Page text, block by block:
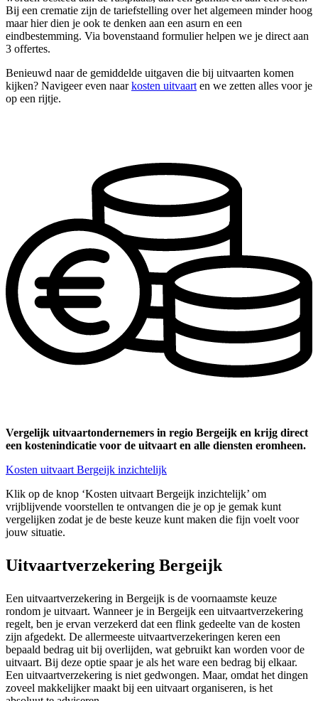
Bij een crematie zijn de tariefstelling over het algemeen minder hoog
maar hier dien je ook te denken aan een asurn en een
eindbestemming. Via bovenstaand formulier helpen we je direct aan
3 offertes.
Benieuwd naar de gemiddelde uitgaven die bij uitvaarten komen
kijken? Navigeer even naarkosten uitvaart en we zetten alles voor je
op een rijtje.
Vergelijk uitvaartondernemers in regio Bergeijk en krijg direct
een kostenindicatie voor de uitvaart en alle diensten eromheen.
Kosten uitvaart Bergeijk inzichtelijk
Klik op de knop ‘Kosten uitvaart Bergeijk inzichtelijk’ om
vrijblijvende voorstellen te ontvangen die je op je gemak kunt
vergelijken zodat je de beste keuze kunt maken die fijn voelt voor
jouw situatie.
Uitvaartverzekering Bergeijk
Een uitvaartverzekering in Bergeijk is de voornaamste keuze
rondom je uitvaart. Wanneer je in Bergeijk een uitvaartverzekering
regelt, ben je ervan verzekerd dat een flink gedeelte van de kosten
zijn afgedekt. De allermeeste uitvaartverzekeringen keren een
bepaald bedrag uit bij overlijden, wat gebruikt kan worden voor de
uitvaart. Bij deze optie spaar je als het ware een bedrag bij elkaar.
Een uitvaartverzekering is niet gedwongen. Maar, omdat het dingen
zoveel makkelijker maakt bij een uitvaart organiseren, is het